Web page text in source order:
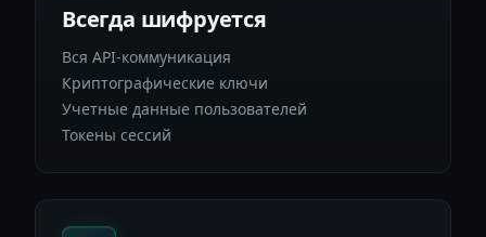
Всегда шифруется
Вся API-коммуникация
Криптографические ключи
Учетные данные пользователей
Токены сессий